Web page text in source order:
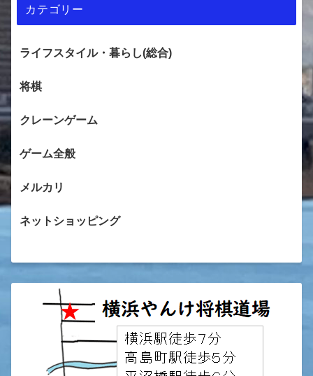
カテゴリー
ライフスタイル・暮らし(総合)
将棋
クレーンゲーム
ゲーム全般
メルカリ
ネットショッピング